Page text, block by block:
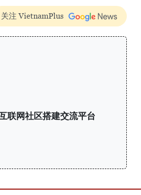
关注 VietnamPlus
联网社区搭建交流平台